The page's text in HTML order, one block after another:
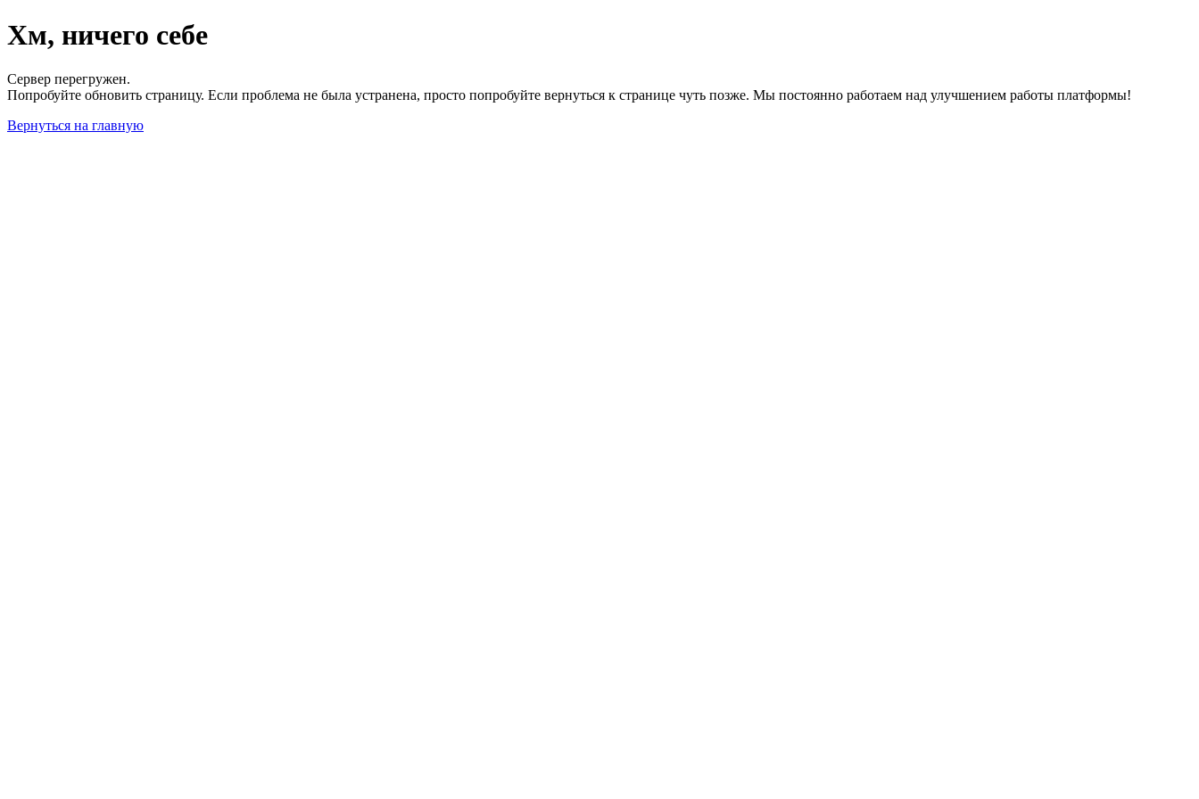
Хм, ничего себе
Сервер перегружен.
Попробуйте обновить страницу. Если проблема не была устранена, просто попробуйте вернуться к странице чуть позже. Мы постоянно работаем над улучшением работы платформы!
Вернуться на главную